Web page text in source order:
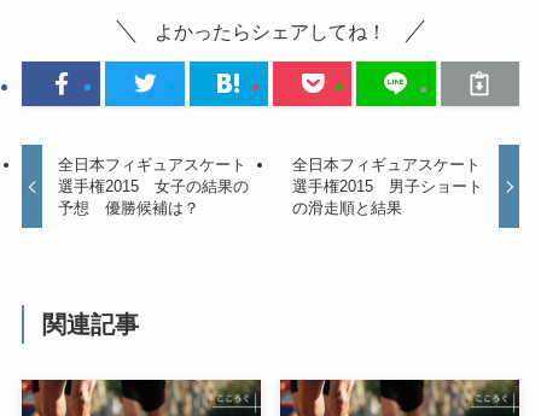
よかったらシェアしてね！
全日本フィギュアスケート
選手権2015 女子の結果の
予想 優勝候補は？
全日本フィギュアスケート
選手権2015 男子ショート
の滑走順と結果
関連記事